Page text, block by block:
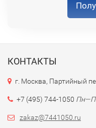
КОНТАКТЫ
г. Москва, Партийный
+7 (495) 744-1050
zakaz@7441050.ru